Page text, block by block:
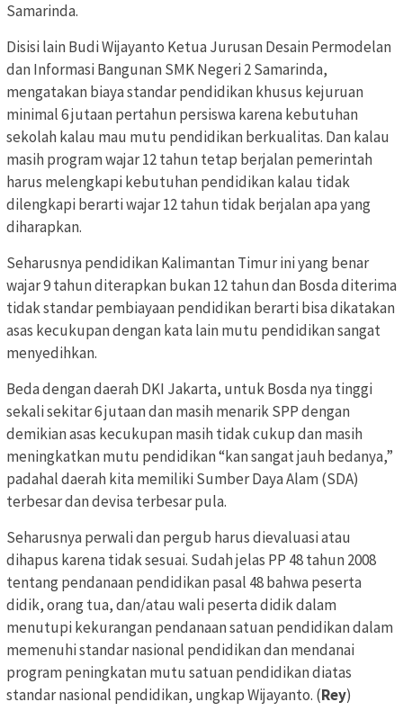
Samarinda.
Disisi lain Budi Wijayanto Ketua Jurusan Desain Permodelan
dan Informasi Bangunan SMK Negeri 2 Samarinda,
mengatakan biaya standar pendidikan khusus kejuruan
minimal 6 jutaan pertahun persiswa karena kebutuhan
sekolah kalau mau mutu pendidikan berkualitas. Dan kalau
masih program wajar 12 tahun tetap berjalan pemerintah
harus melengkapi kebutuhan pendidikan kalau tidak
dilengkapi berarti wajar 12 tahun tidak berjalan apa yang
diharapkan.
Seharusnya pendidikan Kalimantan Timur ini yang benar
wajar 9 tahun diterapkan bukan 12 tahun dan Bosda diterima
tidak standar pembiayaan pendidikan berarti bisa dikatakan
asas kecukupan dengan kata lain mutu pendidikan sangat
menyedihkan.
Beda dengan daerah DKI Jakarta, untuk Bosda nya tinggi
sekali sekitar 6 jutaan dan masih menarik SPP dengan
demikian asas kecukupan masih tidak cukup dan masih
meningkatkan mutu pendidikan “kan sangat jauh bedanya,”
padahal daerah kita memiliki Sumber Daya Alam (SDA)
terbesar dan devisa terbesar pula.
Seharusnya perwali dan pergub harus dievaluasi atau
dihapus karena tidak sesuai. Sudah jelas PP 48 tahun 2008
tentang pendanaan pendidikan pasal 48 bahwa peserta
didik, orang tua, dan/atau wali peserta didik dalam
menutupi kekurangan pendanaan satuan pendidikan dalam
memenuhi standar nasional pendidikan dan mendanai
program peningkatan mutu satuan pendidikan diatas
standar nasional pendidikan, ungkap Wijayanto. (Rey)